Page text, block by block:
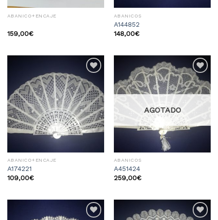
ABANICO+ENCAJE
159,00€
ABANICOS
A144852
148,00€
Añadir
a la
lista
de
deseos
ABANICO+ENCAJE
A174221
109,00€
Añadir
a la
lista
deseos
AGOTADO
ABANICOS
A451424
259,00€